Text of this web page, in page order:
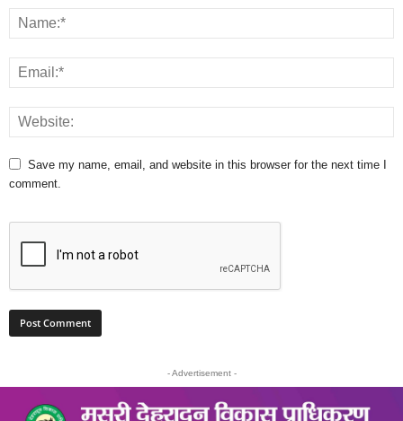
Save my name, email, and website in this browser for the next time I
comment.
- Advertisement -